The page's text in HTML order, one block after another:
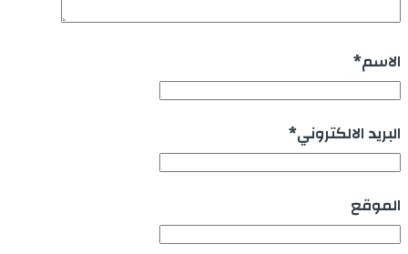
الاسم*
البريد الالكتروني*
الموقع